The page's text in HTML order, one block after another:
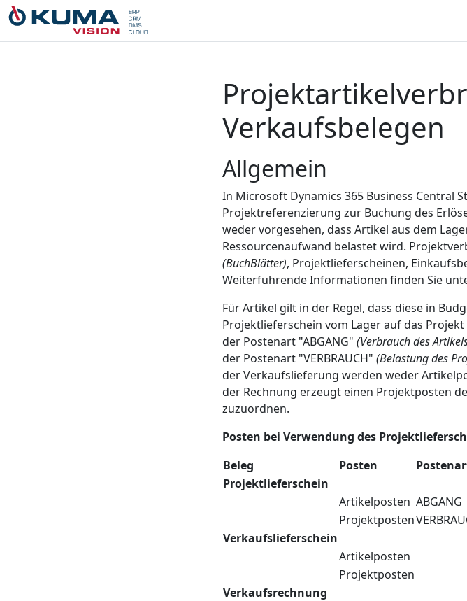
Verkaufsbelegen
Allgemein
In Microsoft Dynamics 365 Business Central
Projektreferenzierung zur Buchung des
weder vorgesehen, dass Artikel aus dem
Ressourcenaufwand belastet wird.
(BuchBlätter), Projektlieferscheinen,
Weiterführende Informationen finden Sie
Für Artikel gilt in der Regel, dass diese in
Projektlieferschein vom Lager auf das
der Postenart "ABGANG" (Verbrauch des
der Postenart "VERBRAUCH" (Belastung des
der Verkaufslieferung werden weder
der Rechnung erzeugt einen Projektposten
zuzuordnen.
Posten bei Verwendung des
Beleg
Posten
Projektlieferschein
Artikelposten ABGANG
Projektposten
Verkaufslieferschein
Artikelposten
Projektposten
Verkaufsrechnung